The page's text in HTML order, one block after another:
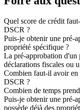
Quel score de crédit
DSCR ?
Puis-je obtenir une pré-
propriété spécifique ?
La pré-approbation d'un
déclarations fiscales ou
Combien faut-il avoir en
DSCR ?
Combien de temps
Puis-je obtenir une pré-
possède déjà des